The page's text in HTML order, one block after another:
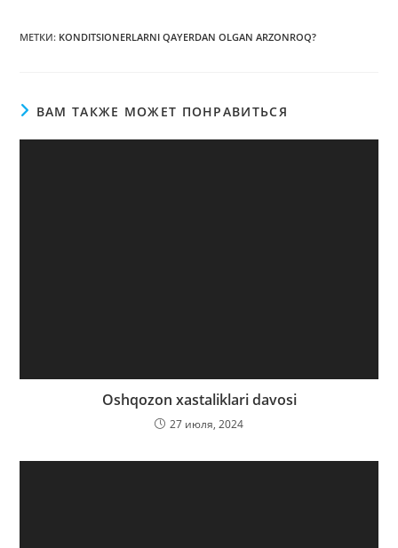
МЕТКИ: KONDITSIONERLARNI QAYERDAN OLGAN ARZONROQ?
ВАМ ТАКЖЕ МОЖЕТ ПОНРАВИТЬСЯ
Oshqozon xastaliklari davosi
27 июля, 2024